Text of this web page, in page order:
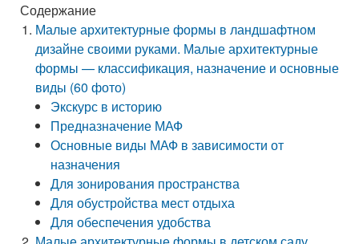
Содержание
Малые архитектурные формы в ландшафтном
дизайне своими руками. Малые архитектурные
формы — классификация, назначение и основные
виды (60 фото)
Экскурс в историю
Предназначение МАФ
Основные виды МАФ в зависимости от
назначения
Для зонирования пространства
Для обустройства мест отдыха
Для обеспечения удобства